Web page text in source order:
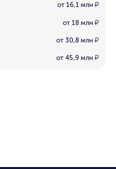
от 16,1 млн ₽
от 18 млн ₽
от 30,8 млн ₽
от 45,9 млн ₽